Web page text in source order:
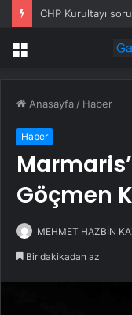
Menü
Anasayfa / Haber
Haber
Göçmen
MEHMET HAZBİN
Bir dakikadan az